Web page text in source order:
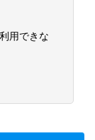
用できな